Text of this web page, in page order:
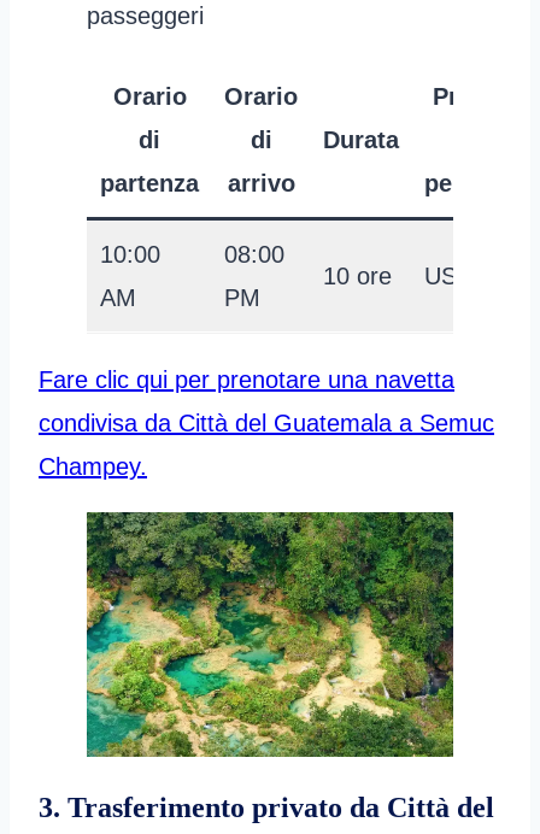
passeggeri
Orario
di
partenza
Orario
di
arrivo
Durata
Prezzo
persona
10:00
AM
08:00
PM
10 ore USD 48
Fare clic qui per prenotare una navetta
condivisa da Città del Guatemala a Semuc
Champey.
3. Trasferimento privato da Città del